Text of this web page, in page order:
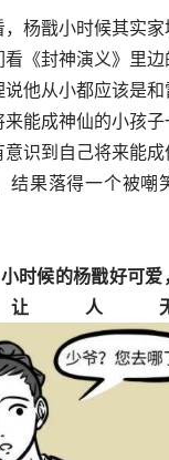
杨戬小时候其实
《封神演义》里
他从小都应该是
能成神仙的小孩
识到自己将来能
结果落得一个被嘲
时候的杨戬好可爱
让人